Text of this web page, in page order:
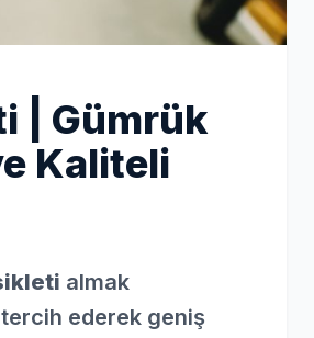
| Gümrük
Kaliteli
almak
ederek geniş